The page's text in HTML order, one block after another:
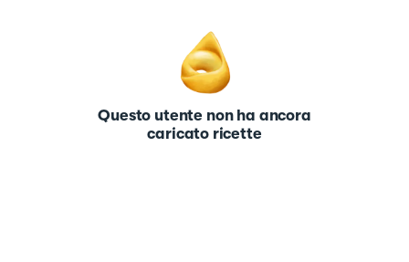
Questo utente non ha ancora
caricato ricette